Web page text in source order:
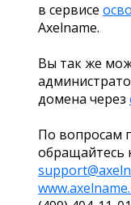
в сервисе
Axelname.
Вы так же
домена через
По вопросам
обращайтесь